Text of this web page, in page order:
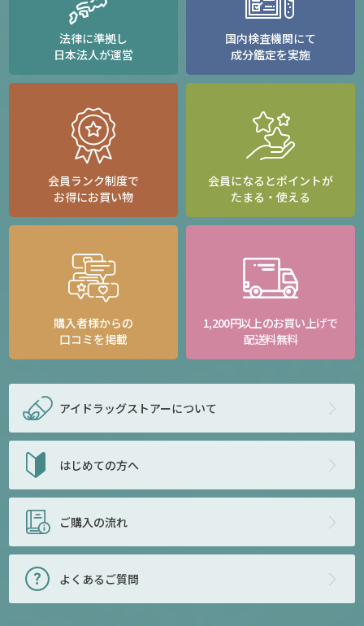
法律に準拠し
日本法人が運営
国内検査機関にて
成分鑑定を実施
会員ランク制度で
お得にお買い物
会員になるとポイントが
たまる・使える
購入者様からの
口コミを掲載
1,200円以上のお買い上げで
配送料無料
アイドラッグストアーについて
はじめての方へ
ご購入の流れ
よくあるご質問